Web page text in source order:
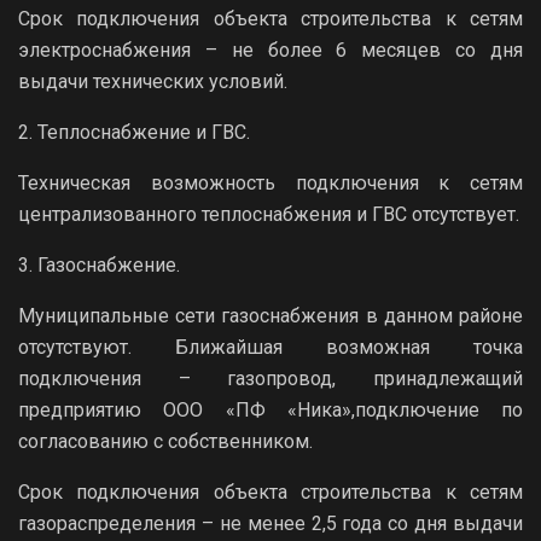
Срок подключения объекта строительства к сетям
электроснабжения – не более 6 месяцев со дня
выдачи технических условий.
2. Теплоснабжение и ГВС.
Техническая возможность подключения к сетям
централизованного теплоснабжения и ГВС отсутствует.
3. Газоснабжение.
Муниципальные сети газоснабжения в данном районе
отсутствуют. Ближайшая возможная точка
подключения – газопровод, принадлежащий
предприятию ООО «ПФ «Ника»,подключение по
согласованию с собственником.
Срок подключения объекта строительства к сетям
газораспределения – не менее 2,5 года со дня выдачи